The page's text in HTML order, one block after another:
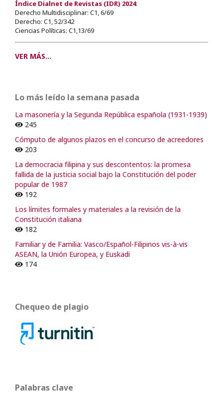
Índice Dialnet de Revistas (IDR) 2024:
Derecho Multidisciplinar: C1, 6/69
Derecho: C1, 52/342
Ciencias Políticas: C1,13/69
VER MÁS...
Lo más leído la semana pasada
La masonería y la Segunda República española (1931-1939)
245
Cómputo de algunos plazos en el concurso de acreedores
203
La democracia filipina y sus descontentos: la promesa
fallida de la justicia social bajo la Constitución del poder
popular de 1987
192
Los límites formales y materiales a la revisión de la
Constitución italiana
182
Familiar y de Familia: Vasco/Español-Filipinos vis-à-vis
ASEAN, la Unión Europea, y Euskadi
174
Chequeo de plagio
Palabras clave